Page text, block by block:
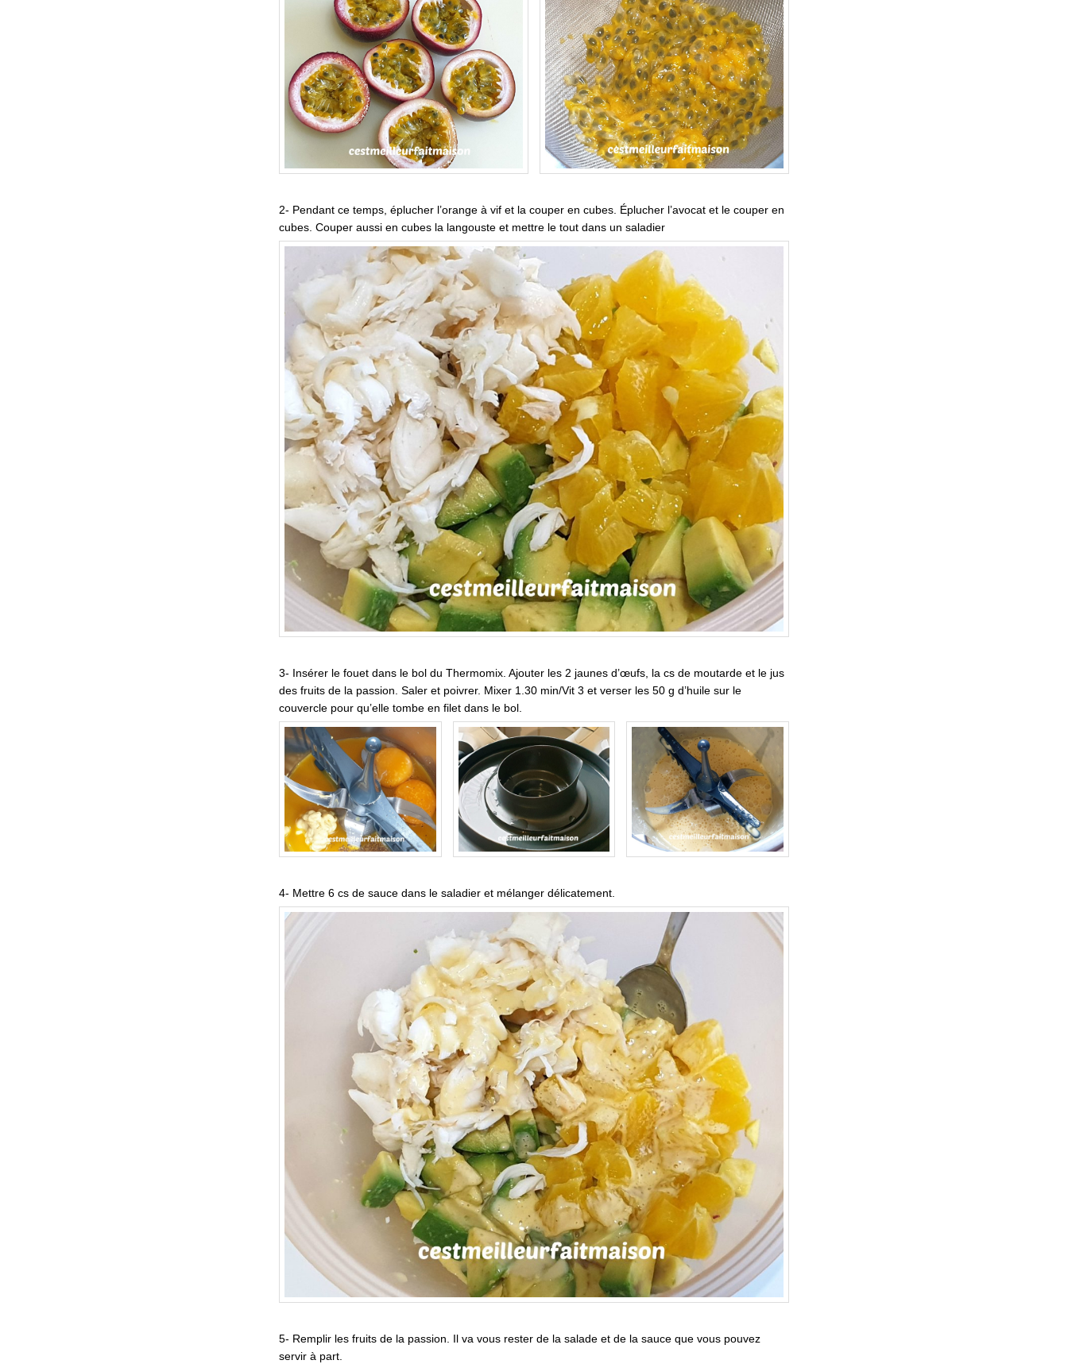
2- Pendant ce temps, éplucher l’orange à vif et la couper en cubes. Éplucher l’avocat et le couper en
cubes. Couper aussi en cubes la langouste et mettre le tout dans un saladier
3- Insérer le fouet dans le bol du Thermomix. Ajouter les 2 jaunes d’œufs, la cs de moutarde et le jus
des fruits de la passion. Saler et poivrer. Mixer 1.30 min/Vit 3 et verser les 50 g d’huile sur le
couvercle pour qu’elle tombe en filet dans le bol.
4- Mettre 6 cs de sauce dans le saladier et mélanger délicatement.
5- Remplir les fruits de la passion. Il va vous rester de la salade et de la sauce que vous pouvez
servir à part.